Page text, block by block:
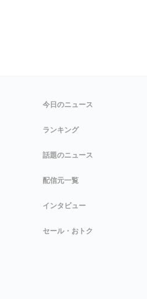
今日のニュース
ランキング
話題のニュース
配信元一覧
インタビュー
セール・おトク